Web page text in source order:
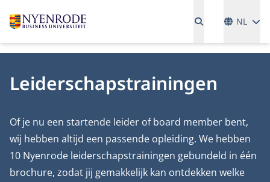
NL
Leiderschapstrainingen
Of je nu een startende leider of board member bent,
wij hebben altijd een passende opleiding. We hebben
10 Nyenrode leiderschapstrainingen gebundeld in één
brochure, zodat jij gemakkelijk kan ontdekken welke